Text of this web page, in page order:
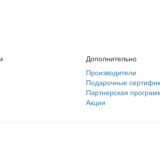
Дополнительно
Производители
Подарочные
Партнерская
Акции